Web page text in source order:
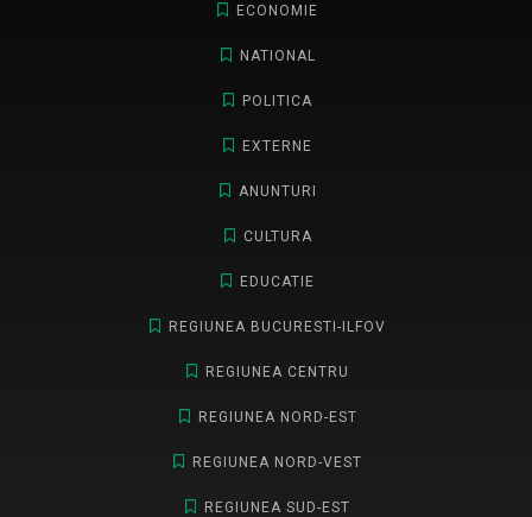
ECONOMIE
NATIONAL
POLITICA
EXTERNE
ANUNTURI
CULTURA
EDUCATIE
REGIUNEA BUCURESTI-ILFOV
REGIUNEA CENTRU
REGIUNEA NORD-EST
REGIUNEA NORD-VEST
REGIUNEA SUD-EST